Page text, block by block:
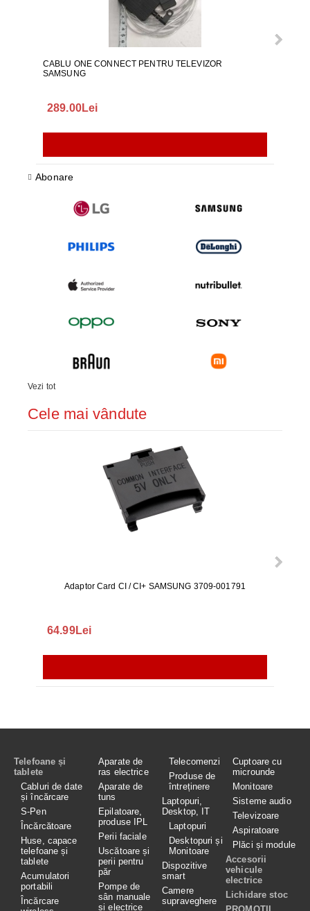
CABLU ONE CONNECT PENTRU TELEVIZOR
SAMSUNG
289.00Lei
Abonare
Vezi tot
Cele mai vândute
Adaptor Card CI / CI+ SAMSUNG 3709-001791
64.99Lei
Telefoane și
tablete
Cabluri de date
și încărcare
S-Pen
Încărcătoare
Huse, capace
telefoane și
tablete
Acumulatori
portabili
Încărcare
Aparate de
ras electrice
Aparate de
tuns
Epilatoare,
produse IPL
Perii faciale
Uscătoare și
perii pentru
păr
Pompe de
sân manuale
și electrice
Telecomenzi
Produse de
întreținere
Laptopuri,
Desktop, IT
Laptopuri
Desktopuri și
Monitoare
Dispozitive
smart
Camere
supraveghere
Cuptoare cu
microunde
Monitoare
Sisteme audio
Televizoare
Aspiratoare
Plăci și module
Accesorii
vehicule
electrice
Lichidare stoc